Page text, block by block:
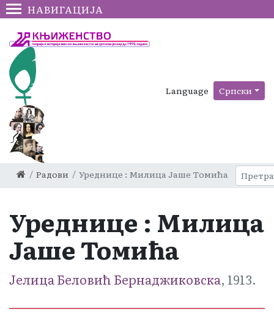
НАВИГАЦИЈА
Language Српски
Радови Уреднице : Милица Јаше Томића
Уреднице : Милица
Јаше Томића
Јелица Беловић Бернаджиковска, 1913.